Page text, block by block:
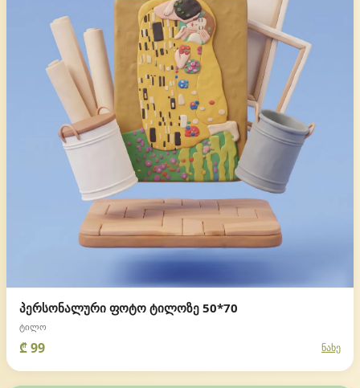
პერსონალური ფოტო ტილოზე 50*70
ტილო
₾ 99 ნახე